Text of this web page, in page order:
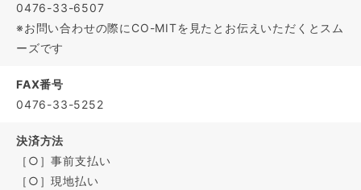
0476-33-6507
※お問い合わせの際にCO-MITを見たとお伝えいただくとスム
ーズです
FAX番号
0476-33-5252
決済方法
［○］事前支払い
［○］現地払い